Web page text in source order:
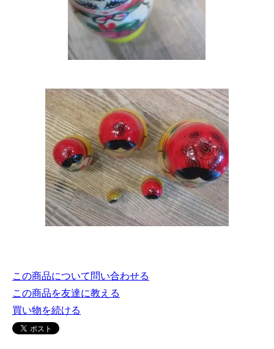
この商品について問い合わせる
この商品を友達に教える
買い物を続ける